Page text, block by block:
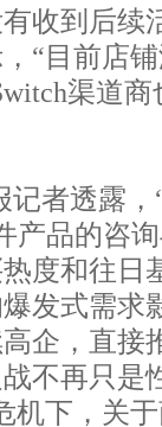
收到后续
“目前店
渠道
记者透露，
产品的咨
度和往日
发式需求
企，直接
不再只是
机下，关